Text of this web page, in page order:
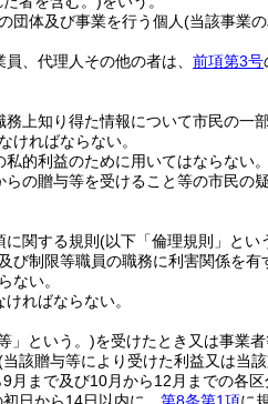
団体及び事業を行う個人(当該事業
、代理人その他の者は、 前項第3号
上知り得た情報について市民の一
ければならない。
的利益のために用いてはならない。
の贈与等を受けること等の市民の
関する規則 (以下「倫理規則」とい
び制限等職員の職務に利害関係を有
ない。
ればならない。
」という。)を受けたとき又は事業
当該贈与等により受けた利益又は当
月まで及び10月から12月までの各区